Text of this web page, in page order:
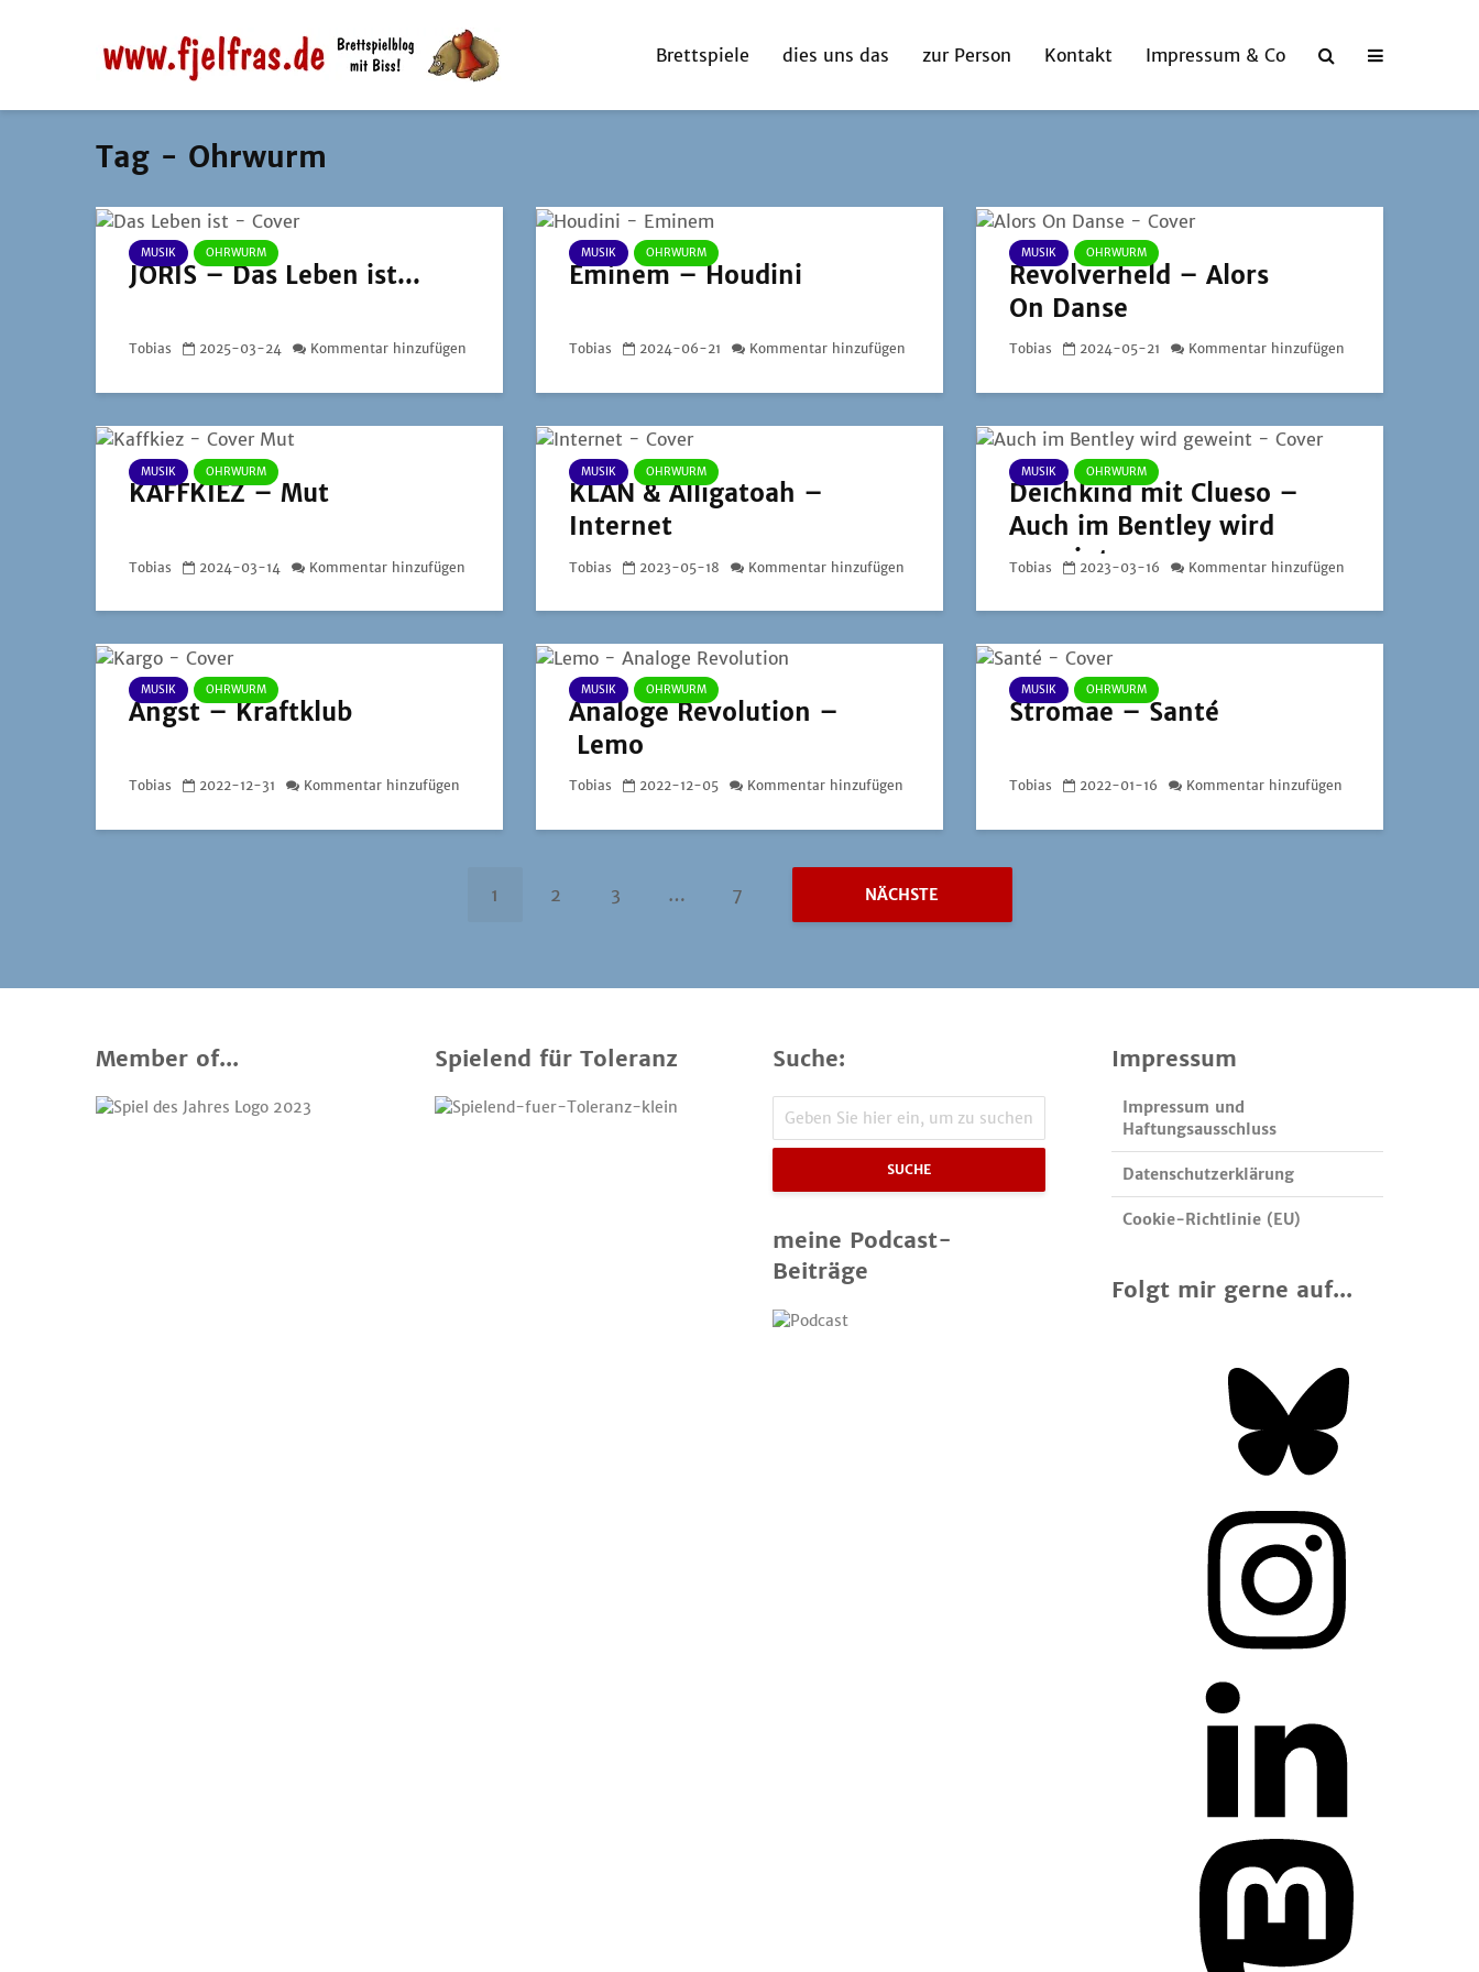
Brettspiele dies uns das zur Person Kontakt Impressum & Co
Tag - Ohrwurm
MUSIK OHRWURM
JORIS – Das Leben ist...
Tobias 2025-03-24 Kommentar hinzufügen
MUSIK OHRWURM
Eminem – Houdini
Tobias 2024-06-21 Kommentar hinzufügen
MUSIK OHRWURM
Revolverheld – Alors
On Danse
Tobias 2024-05-21 Kommentar hinzufügen
MUSIK OHRWURM
KAFFKIEZ – Mut
Tobias 2024-03-14 Kommentar hinzufügen
MUSIK OHRWURM
KLAN & Alligatoah –
Internet
Tobias 2023-05-18 Kommentar hinzufügen
MUSIK OHRWURM
Deichkind mit Clueso –
Auch im Bentley wird
geweint
Tobias 2023-03-16 Kommentar hinzufügen
MUSIK OHRWURM
Angst – Kraftklub
Tobias 2022-12-31 Kommentar hinzufügen
MUSIK OHRWURM
Analoge Revolution –
Lemo
Tobias 2022-12-05 Kommentar hinzufügen
MUSIK OHRWURM
Stromae – Santé
Tobias 2022-01-16 Kommentar hinzufügen
1 2 3 … 7 NÄCHSTE
Member of... Spielend für Toleranz Suche:
SUCHE
meine Podcast-
Beiträge
Impressum
Impressum und
Haftungsausschluss
Datenschutzerklärung
Cookie-Richtlinie (EU)
Folgt mir gerne auf...